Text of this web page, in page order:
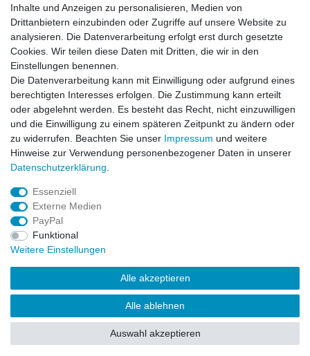
Kostenloser Versand ab 40 €
Lieferung an Paketstation
14 Tage Rückgaberecht
Wichtiges
Datenschutz
Impressum
Kontakt
AGB
Service
Zahlung und Versand
Vertrag widerrufen
Rücksendung
Verpackung
News
Inhalte und Anzeigen zu personalisieren, Medien von
Drittanbietern einzubinden oder Zugriffe auf unsere Website zu
analysieren. Die Datenverarbeitung erfolgt erst durch gesetzte
Cookies. Wir teilen diese Daten mit Dritten, die wir in den
Einstellungen benennen.
Die Datenverarbeitung kann mit Einwilligung oder aufgrund eines
berechtigten Interesses erfolgen. Die Zustimmung kann erteilt
oder abgelehnt werden. Es besteht das Recht, nicht einzuwilligen
und die Einwilligung zu einem späteren Zeitpunkt zu ändern oder
zu widerrufen. Beachten Sie unser Impressum und weitere
Hinweise zur Verwendung personenbezogener Daten in unserer
Daten­schutz­erklärung
Essenziell
Externe Medien
PayPal
Funktional
Weitere Einstellungen
Alle akzeptieren
Alle ablehnen
Auswahl akzeptieren